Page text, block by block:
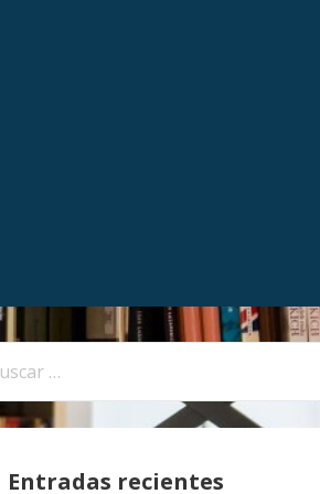
Entradas recientes